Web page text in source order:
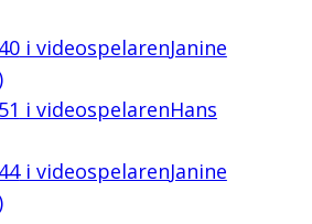
i videospelarenJanine
i videospelarenHans
i videospelarenJanine